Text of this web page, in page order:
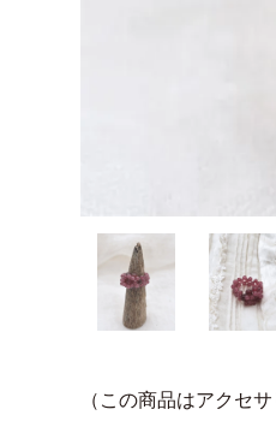
（この商品はアクセ